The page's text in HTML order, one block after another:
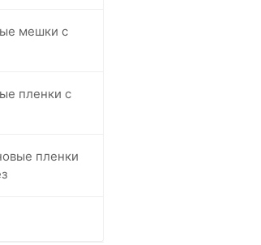
мешки с
пленки с
пленки